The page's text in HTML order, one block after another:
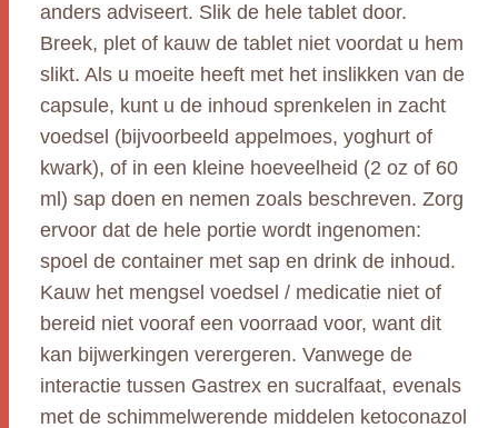
anders adviseert. Slik de hele tablet door.
Breek, plet of kauw de tablet niet voordat u hem
slikt. Als u moeite heeft met het inslikken van de
capsule, kunt u de inhoud sprenkelen in zacht
voedsel (bijvoorbeeld appelmoes, yoghurt of
kwark), of in een kleine hoeveelheid (2 oz of 60
ml) sap doen en nemen zoals beschreven. Zorg
ervoor dat de hele portie wordt ingenomen:
spoel de container met sap en drink de inhoud.
Kauw het mengsel voedsel / medicatie niet of
bereid niet vooraf een voorraad voor, want dit
kan bijwerkingen verergeren. Vanwege de
interactie tussen Gastrex en sucralfaat, evenals
met de schimmelwerende middelen ketoconazol